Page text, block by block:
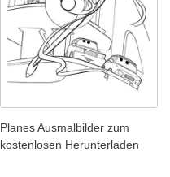
Planes Ausmalbilder zum
kostenlosen Herunterladen